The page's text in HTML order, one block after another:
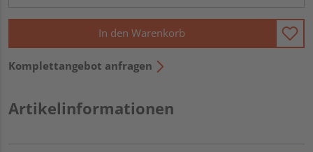
In den Warenkorb
Komplettangebot anfragen
Artikelinformationen